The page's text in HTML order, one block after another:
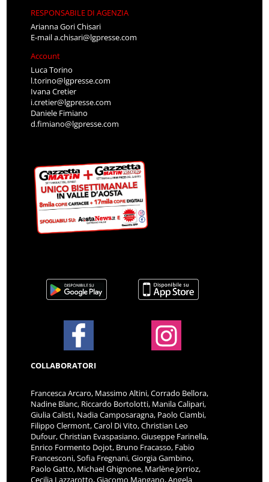
RESPONSABILE DI AGENZIA
Arianna Gori Chisari
E-maila.chisari@lgpresse.com
Account
Luca Torino
l.torino@lgpresse.com
Ivana Cretier
i.cretier@lgpresse.com
Daniele Fimiano
d.fimiano@lgpresse.com
COLLABORATORI
Francesca Arcaro, Massimo Altini, Corrado Bellora,
Nadine Blanc, Riccardo Bortolotti, Manila Calipari,
Giulia Calisti, Nadia Camposaragna, Paolo Ciambi,
Filippo Clermont, Carol Di Vito, Christian Leo
Dufour, Christian Evaspasiano, Giuseppe Farinella,
Enrico Formento Dojot, Bruno Fracasso, Fabio
Francesconi, Sofia Fregnani, Giorgia Gambino,
Paolo Gatto, Michael Ghignone, Marlène Jorrioz,
Cecilia Lazzarotto, Giacomo Mangano, Angela